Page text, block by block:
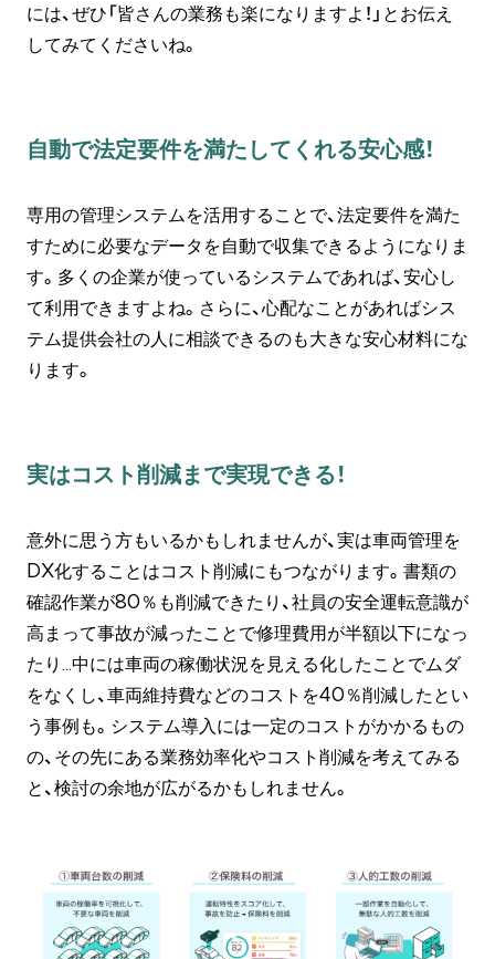
には、ぜひ「皆さんの業務も楽になりますよ！」とお伝え
してみてくださいね。
自動で法定要件を満たしてくれる安心感！
専用の管理システムを活用することで、法定要件を満た
すために必要なデータを自動で収集できるようになりま
す。多くの企業が使っているシステムであれば、安心し
て利用できますよね。さらに、心配なことがあればシス
テム提供会社の人に相談できるのも大きな安心材料にな
ります。
実はコスト削減まで実現できる！
意外に思う方もいるかもしれませんが、実は車両管理を
DX化することはコスト削減にもつながります。書類の
確認作業が80％も削減できたり、社員の安全運転意識が
高まって事故が減ったことで修理費用が半額以下になっ
たり…中には車両の稼働状況を見える化したことでムダ
をなくし、車両維持費などのコストを40％削減したとい
う事例も。システム導入には一定のコストがかかるもの
の、その先にある業務効率化やコスト削減を考えてみる
と、検討の余地が広がるかもしれません。